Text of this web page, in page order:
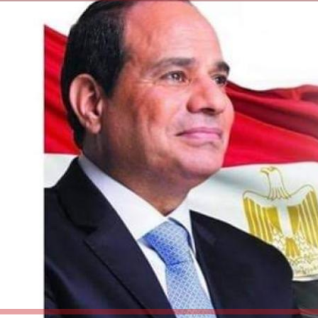
إلهام شرشر تكتب: دي مبقتش كورة..
دي سياسة
السيسي بعيد ميلاده وتُشيد بجهوده